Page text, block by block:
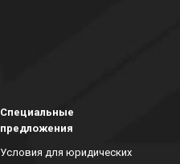
Специальные
предложения
Условия для юридических